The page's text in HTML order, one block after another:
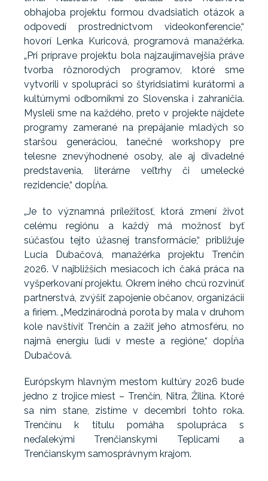
obhajoba projektu formou dvadsiatich otázok a
odpovedí prostredníctvom videokonferencie,“
hovorí Lenka Kuricová, programová manažérka.
„Pri príprave projektu bola najzaujímavejšia práve
tvorba rôznorodých programov, ktoré sme
vytvorili v spolupráci so štyridsiatimi kurátormi a
kultúrnymi odborníkmi zo Slovenska i zahraničia.
Mysleli sme na každého, preto v projekte nájdete
programy zamerané na prepájanie mladých so
staršou generáciou, tanečné workshopy pre
telesne znevýhodnené osoby, ale aj divadelné
predstavenia, literárne veľtrhy či umelecké
rezidencie,“ dopĺňa.
„Je to významná príležitosť, ktorá zmení život
celému regiónu a každý má možnosť byť
súčasťou tejto úžasnej transformácie,“ približuje
Lucia Dubačová, manažérka projektu Trenčín
2026. V najbližších mesiacoch ich čaká práca na
vyšperkovaní projektu. Okrem iného chcú rozvinúť
partnerstvá, zvýšiť zapojenie občanov, organizácií
a firiem. „Medzinárodná porota by mala v druhom
kole navštíviť Trenčín a zažiť jeho atmosféru, no
najmä energiu ľudí v meste a regióne,“ dopĺňa
Dubačová.
Európskym hlavným mestom kultúry 2026 bude
jedno z trojice miest – Trenčín, Nitra, Žilina. Ktoré
sa ním stane, zistíme v decembri tohto roka.
Trenčínu k titulu pomáha spolupráca s
neďalekými Trenčianskymi Teplicami a
Trenčianskym samosprávnym krajom.